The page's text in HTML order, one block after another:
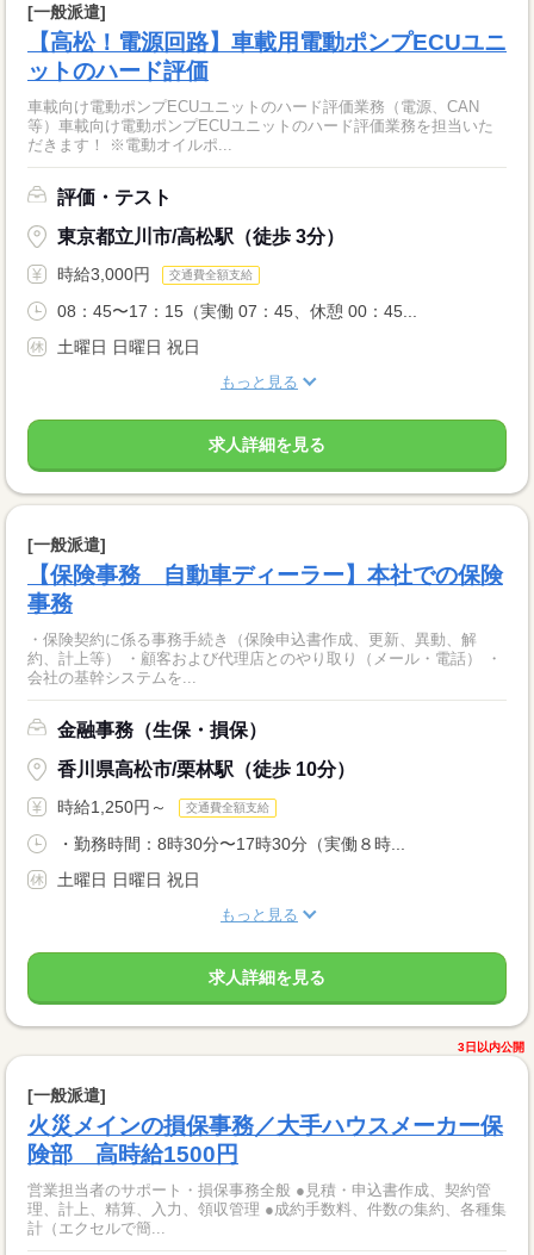
[一般派遣]
【高松！電源回路】車載用電動ポンプECUユニ
ットのハード評価
車載向け電動ポンプECUユニットのハード評価業務（電源、CAN
等）車載向け電動ポンプECUユニットのハード評価業務を担当いた
だきます！ ※電動オイルポ...
評価・テスト
東京都立川市/高松駅（徒歩 3分）
時給3,000円 交通費全額支給
08：45〜17：15（実働 07：45、休憩 00：45...
土曜日 日曜日 祝日
もっと見る
求人詳細を見る
[一般派遣]
【保険事務 自動車ディーラー】本社での保険
事務
・保険契約に係る事務手続き（保険申込書作成、更新、異動、解
約、計上等） ・顧客および代理店とのやり取り（メール・電話） ・
会社の基幹システムを...
金融事務（生保・損保）
香川県高松市/栗林駅（徒歩 10分）
時給1,250円～ 交通費全額支給
・勤務時間：8時30分〜17時30分（実働８時...
土曜日 日曜日 祝日
もっと見る
求人詳細を見る
3日以内公開
[一般派遣]
火災メインの損保事務／大手ハウスメーカー保
険部 高時給1500円
営業担当者のサポート・損保事務全般 ●見積・申込書作成、契約管
理、計上、精算、入力、領収管理 ●成約手数料、件数の集約、各種集
計（エクセルで簡...